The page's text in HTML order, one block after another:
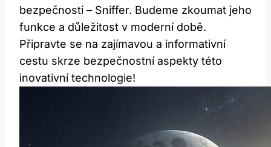
bezpečnosti – Sniffer. Budeme zkoumat jeho
funkce a důležitost v moderní době.
Připravte se na zajímavou a informativní
cestu skrze bezpečnostní aspekty této
inovativní technologie!